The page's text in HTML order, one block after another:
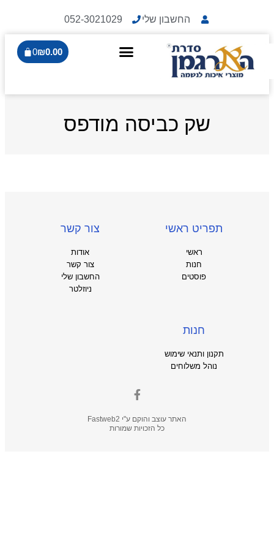
החשבון שלי 052-3021029
₪0.00
0
שק כביסה מודפס
תפריט ראשי
ראשי
חנות
פוסטים
צור קשר
אודות
צור קשר
החשבון שלי
ניוזלטר
חנות
תקנון ותנאי שימוש
נוהל משלוחים
האתר עוצב והוקם ע"י Fastweb2
כל הזכויות שמורות